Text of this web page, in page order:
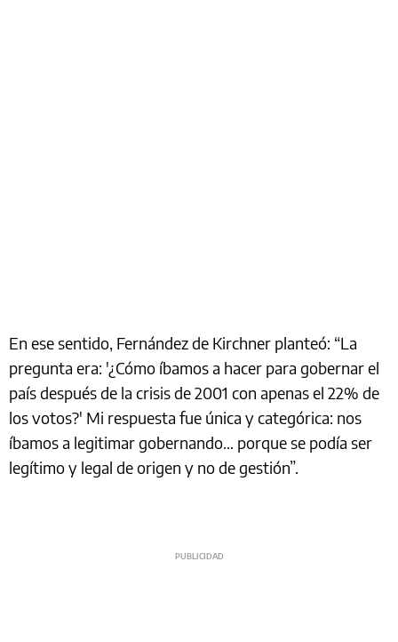
En ese sentido, Fernández de Kirchner planteó: “La
pregunta era: '¿Cómo íbamos a hacer para gobernar el
país después de la crisis de 2001 con apenas el 22% de
los votos?' Mi respuesta fue única y categórica: nos
íbamos a legitimar gobernando… porque se podía ser
legítimo y legal de origen y no de gestión”.